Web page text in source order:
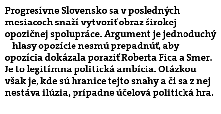
Progresívne Slovensko sa v posledných
mesiacoch snaží vytvoriť obraz širokej
opozičnej spolupráce. Argument je jednoduchý
– hlasy opozície nesmú prepadnúť, aby
opozícia dokázala poraziť Roberta Fica a Smer.
Je to legitímna politická ambícia. Otázkou
však je, kde sú hranice tejto snahy a či sa z nej
nestáva ilúzia, prípadne účelová politická hra.